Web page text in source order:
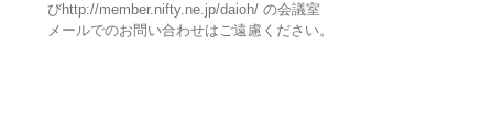
びhttp://member.nifty.ne.jp/daioh/ の会議室
メールでのお問い合わせはご遠慮ください。